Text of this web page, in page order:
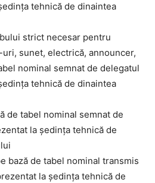
tehnică de dinaintea
strict necesar pentru
sunet, electrică, announcer,
nominal semnat de delegatul
tehnică de dinaintea
de tabel nominal semnat de
la ședința tehnică de
bază de tabel nominal transmis
la ședința tehnică de